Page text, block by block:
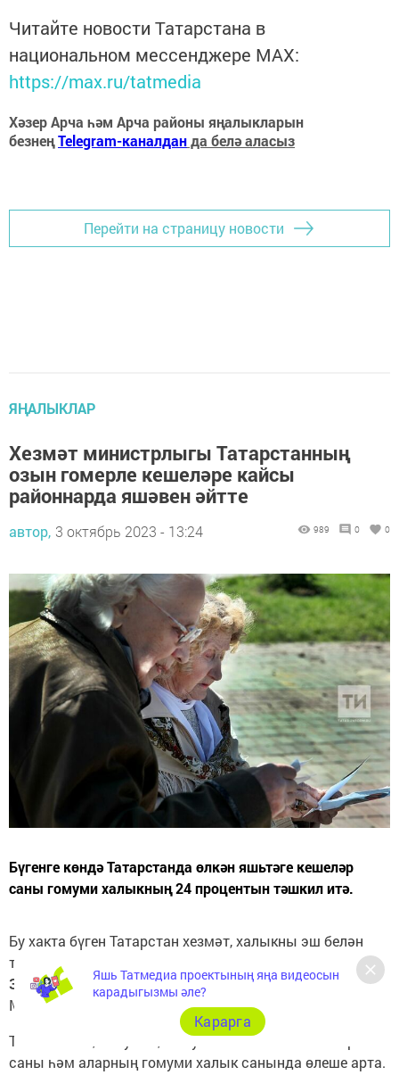
Читайте новости Татарстана в
национальном мессенджере MАХ:
https://max.ru/tatmedia
Хәзер Арча һәм Арча районы яңалыкларын
безнеңTelegram-каналданда белә аласыз
Перейти на страницу новости
ЯҢАЛЫКЛАР
Хезмәт министрлыгы Татарстанның
озын гомерле кешеләре кайсы
районнарда яшәвен әйтте
автор, 3 октябрь 2023 - 13:24 989 0 0
Бүгенге көндә Татарстанда өлкән яшьтәге кешеләр
саны гомуми халыкның 24 процентын тәшкил итә.
Бу хакта бүген Татарстан хезмәт, халыкны эш белән
тәэмин итү һәм социаль яклау министры
Зарипова хәбәр итте. Әлеге саннарны ул Татарстан
Министрлар Кабинетында узган брифингта җиткерде.
Төбәктә һәм, гомумән, ил буенча өлкән яшьтәгеләр
саны һәм аларның гомуми халык санында өлеше арта.
Яшь Татмедиа проектының яңа видеосын
карадыгызмы әле?
Карарга